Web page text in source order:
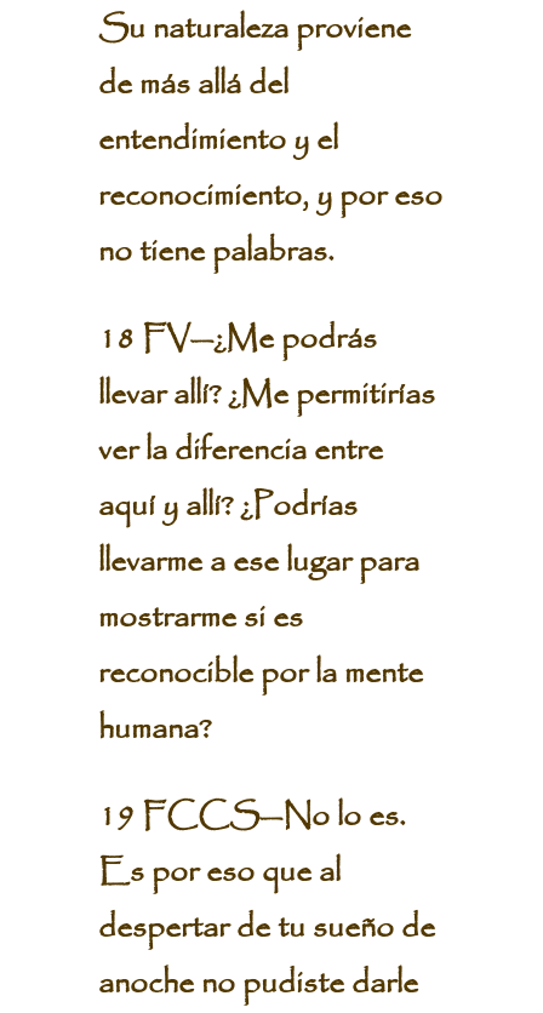
Su naturaleza proviene
de más allá del
entendimiento y el
reconocimiento, y por eso
no tiene palabras.
18 FV—¿Me podrás
llevar allí? ¿Me permitirías
ver la diferencia entre
aquí y allí? ¿Podrías
llevarme a ese lugar para
mostrarme si es
reconocible por la mente
humana?
19 FCCS—No lo es.
Es por eso que al
despertar de tu sueño de
anoche no pudiste darle